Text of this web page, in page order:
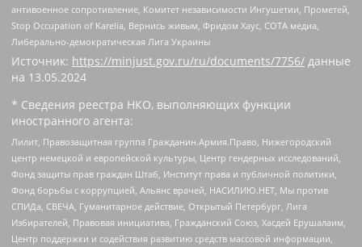
антивоенное сопротивление, Комитет независимости Ингушетии, Прометей,
Stop Occupation of Karelia, Вернись живым, Фридом Хаус, СОТА медиа,
Либерально-демократическая Лига Украины
Источник: https://minjust.gov.ru/ru/documents/7756/ данные
на 13.05.2024
* Сведения реестра НКО, выполняющих функции
иностранного агента:
Лилит, Правозащитная группа Гражданин.Армия.Право, Нижегородский
центр немецкой и европейской культуры, Центр гендерных исследований,
Фонд защиты прав граждан Штаб, Институт права и публичной политики,
Фонд борьбы с коррупцией, Альянс врачей, НАСИЛИЮ.НЕТ, Мы против
СПИДа, СВЕЧА, Гуманитарное действие, Открытый Петербург, Лига
Избирателей, Правовая инициатива, Гражданский Союз, Хасдей Ерушалаим,
Центр поддержки и содействия развитию средств массовой информации,